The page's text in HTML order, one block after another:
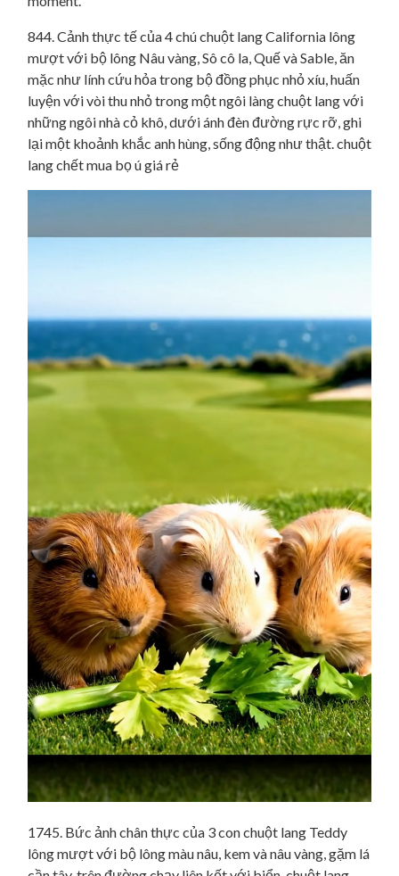
844. Cảnh thực tế của 4 chú chuột lang California lông
mượt với bộ lông Nâu vàng, Sô cô la, Quế và Sable, ăn
mặc như lính cứu hỏa trong bộ đồng phục nhỏ xíu, huấn
luyện với vòi thu nhỏ trong một ngôi làng chuột lang với
những ngôi nhà cỏ khô, dưới ánh đèn đường rực rỡ, ghi
lại một khoảnh khắc anh hùng, sống động như thật. chuột
lang chết mua bọ ú giá rẻ
1745. Bức ảnh chân thực của 3 con chuột lang Teddy
lông mượt với bộ lông màu nâu, kem và nâu vàng, gặm lá